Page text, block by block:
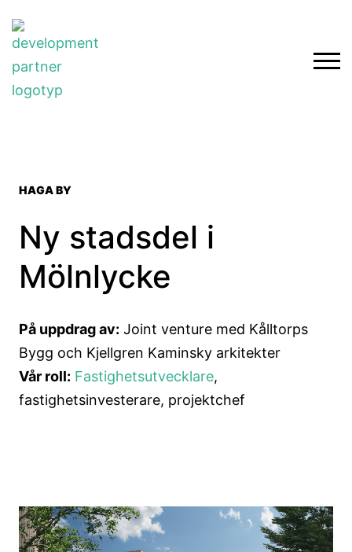
HAGA BY
Ny stadsdel i
Mölnlycke
På uppdrag av: Joint venture med Kålltorps
Bygg och Kjellgren Kaminsky arkitekter
Vår roll: Fastighetsutvecklare,
fastighetsinvesterare, projektchef